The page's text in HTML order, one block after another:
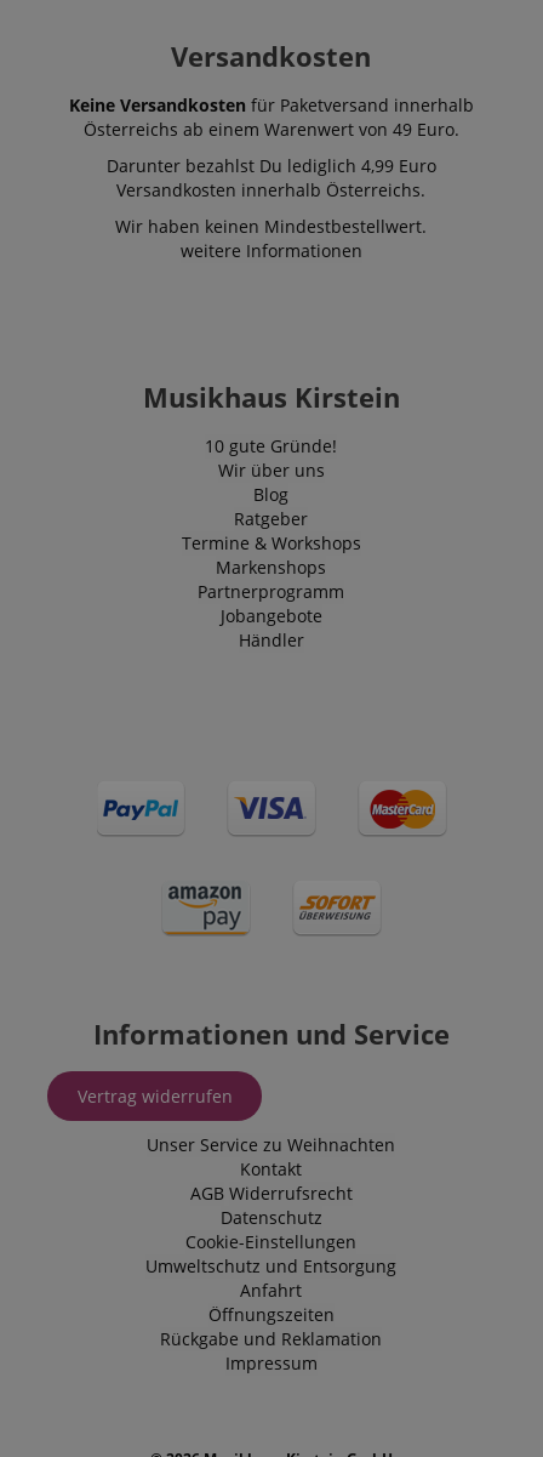
Versandkosten
Keine Versandkosten für Paketversand innerhalb
Österreichs ab einem Warenwert von 49 Euro.
Darunter bezahlst Du lediglich 4,99 Euro
Versandkosten innerhalb Österreichs.
Wir haben keinen Mindestbestellwert.
weitere Informationen
Musikhaus Kirstein
10 gute Gründe!
Wir über uns
Blog
Ratgeber
Termine & Workshops
Markenshops
Partnerprogramm
Jobangebote
Händler
Informationen und Service
Vertrag widerrufen
Unser Service zu Weihnachten
Kontakt
AGB Widerrufsrecht
Datenschutz
Cookie-Einstellungen
Umweltschutz und Entsorgung
Anfahrt
Öffnungszeiten
Rückgabe und Reklamation
Impressum